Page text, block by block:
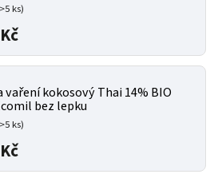
ks)
vaření kokosový Thai 14% BIO
bez lepku
ks)